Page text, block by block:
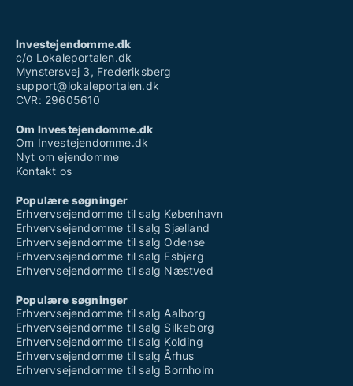
Investejendomme.dk
c/o Lokaleportalen.dk
Mynstersvej 3, Frederiksberg
support@lokaleportalen.dk
CVR: 29605610
Om Investejendomme.dk
Om Investejendomme.dk
Nyt om ejendomme
Kontakt os
Populære søgninger
Erhvervsejendomme til salg København
Erhvervsejendomme til salg Sjælland
Erhvervsejendomme til salg Odense
Erhvervsejendomme til salg Esbjerg
Erhvervsejendomme til salg Næstved
Populære søgninger
Erhvervsejendomme til salg Aalborg
Erhvervsejendomme til salg Silkeborg
Erhvervsejendomme til salg Kolding
Erhvervsejendomme til salg Århus
Erhvervsejendomme til salg Bornholm